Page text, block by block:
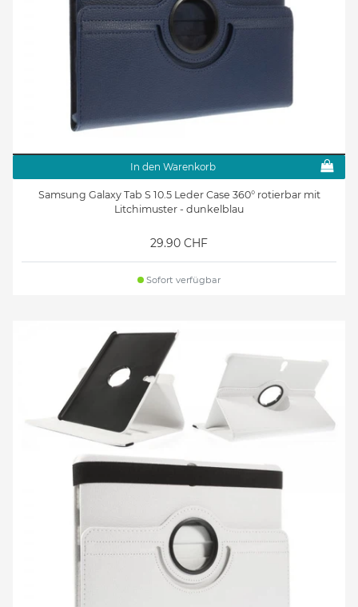
In den Warenkorb
Samsung Galaxy Tab S 10.5 Leder Case 360° rotierbar mit
Litchimuster - dunkelblau
29.90 CHF
Sofort verfügbar